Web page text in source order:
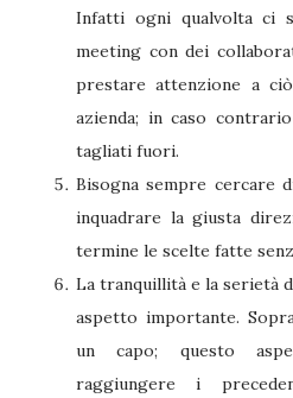
Infatti ogni qualvolta ci
meeting con dei
prestare attenzione a
azienda; in caso
tagliati fuori.
Bisogna sempre cercare
inquadrare la giusta
termine le scelte fatte
La tranquillità e la serietà
aspetto importante.
un capo; questo
raggiungere i